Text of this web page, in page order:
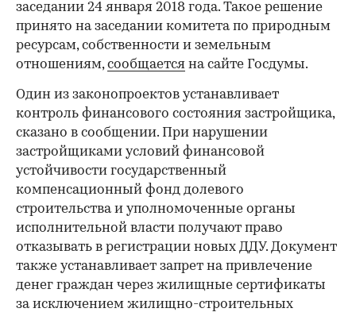
заседании 24 января 2018 года. Такое решение
принято на заседании комитета по природным
ресурсам, собственности и земельным
отношениям,сообщается на сайте Госдумы.
Один из законопроектов устанавливает
контроль финансового состояния застройщика,
сказано в сообщении. При нарушении
застройщиками условий финансовой
устойчивости государственный
компенсационный фонд долевого
строительства и уполномоченные органы
исполнительной власти получают право
отказывать в регистрации новых ДДУ. Документ
также устанавливает запрет на привлечение
денег граждан через жилищные сертификаты
за исключением жилищно-строительных